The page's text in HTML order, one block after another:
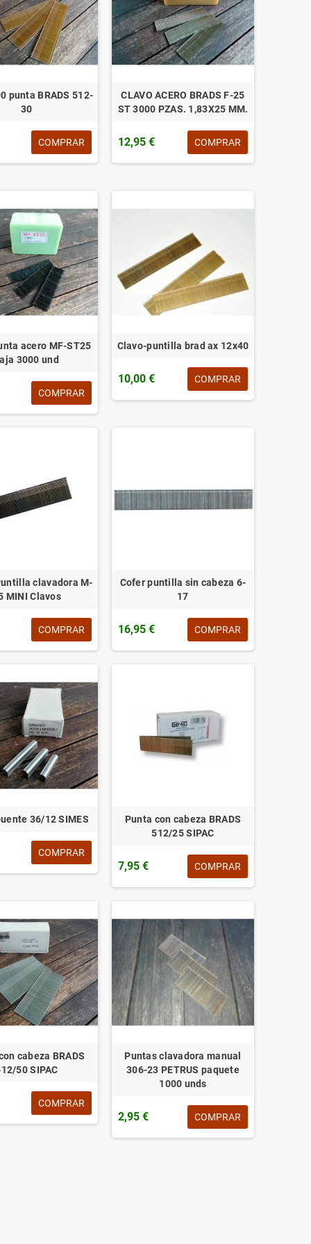
punta BRADS 512-
30
COMPRAR
CLAVO ACERO BRADS F-25
ST 3000 PZAS. 1,83X25 MM.
12,95 € COMPRAR
acero MF-ST25
3000 und
COMPRAR
Clavo-puntilla brad ax 12x40
10,00 € COMPRAR
clavadora M-
MINI Clavos
COMPRAR
Cofer puntilla sin cabeza 6-
17
16,95 € COMPRAR
36/12 SIMES
COMPRAR
Punta con cabeza BRADS
512/25 SIPAC
7,95 € COMPRAR
cabeza BRADS
50 SIPAC
COMPRAR
Puntas clavadora manual
306-23 PETRUS paquete
1000 unds
2,95 € COMPRAR